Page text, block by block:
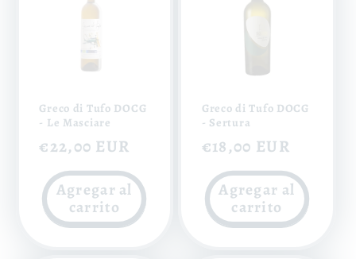
Greco di Tufo DOCG
- Le Masciare
Precio
habitual
€22,00 EUR
Agregar al
carrito
Greco di Tufo DOCG
- Sertura
Precio
habitual
€18,00 EUR
Agregar al
carrito